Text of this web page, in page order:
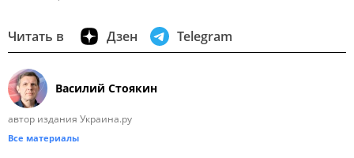
Читать в Дзен Telegram
Василий Стоякин
автор издания Украина.ру
Все материалы